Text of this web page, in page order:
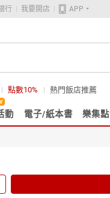
行 我要開店 APP
點數10% 熱門飯店推薦
動 電子/紙本書 樂集點